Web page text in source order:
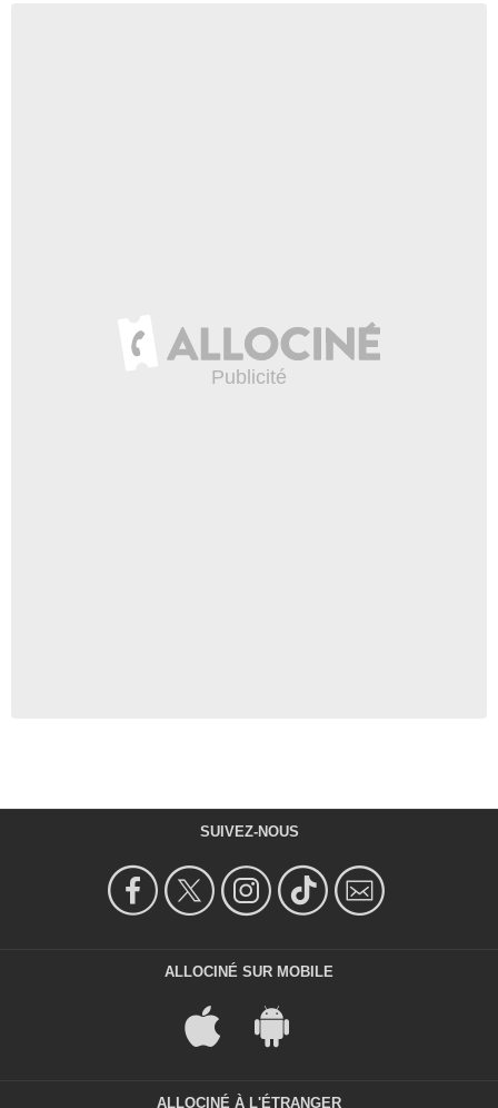
SUIVEZ-NOUS
ALLOCINÉ SUR MOBILE
ALLOCINÉ À L'ÉTRANGER